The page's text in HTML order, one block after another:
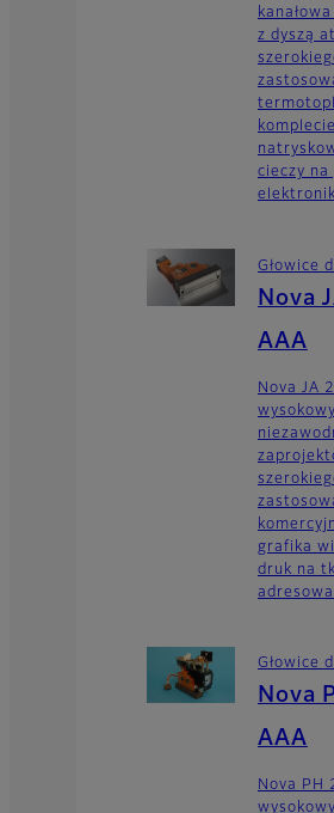
z dyszą
cieczy na
Głowice
Nova
AAA
Nova JA
grafika
druk na
Głowice
Nova
AAA
Nova PH